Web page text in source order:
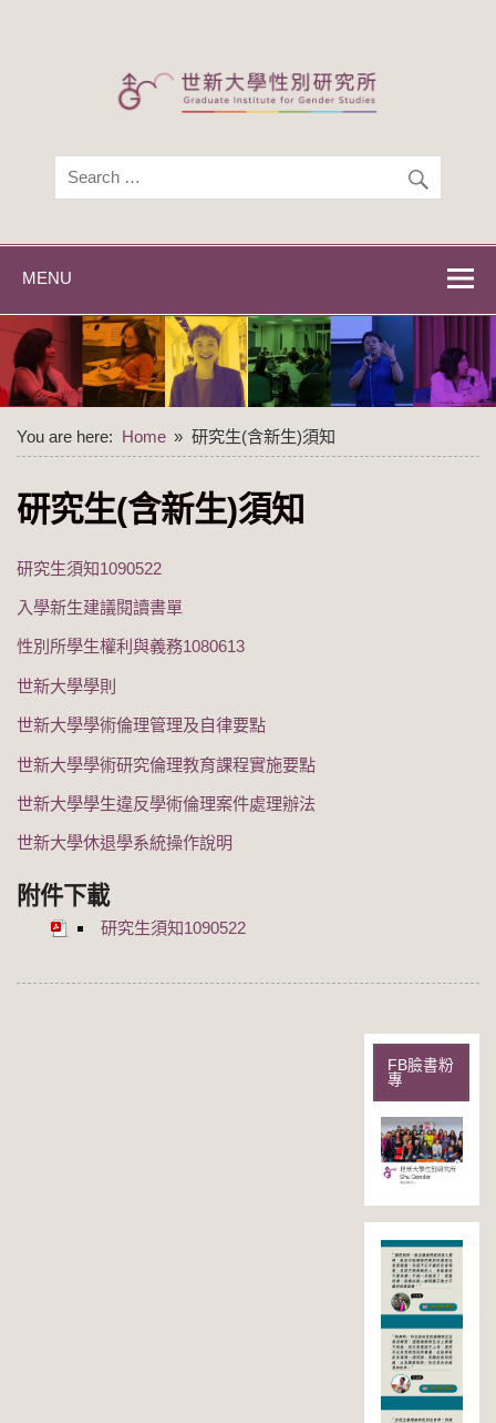
世新大學性別研
世新大學性別研究所
MENU
You are here: Home 研究生(含新生)須知
研究生(含新生)須知
研究生須知1090522
入學新生建議閱讀書單
性別所學生權利與義務1080613
世新大學學則
世新大學學術倫理管理及自律要點
世新大學學術研究倫理教育課程實施要點
世新大學學生違反學術倫理案件處理辦法
世新大學休退學系統操作說明
附件下載
研究生須知1090522
FB臉書粉
專